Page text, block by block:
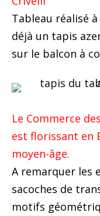
Tableau réalisé
déjà un tapis
sur le balcon à
Le Commerce
est florissant en
moyen-âge.
A remarquer les
sacoches de
motifs